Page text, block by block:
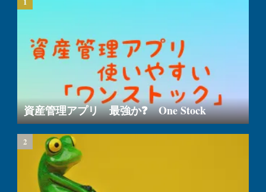
資産管理アプリ 最強か❓ One Stock